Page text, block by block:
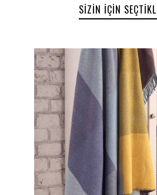
Düşük ısıda ütüleme yapılabilir.
Kuru temizleme yapılmaz.
Pamuklu Scotch Battaniye
,
sağlayan zarif tasarımı ve
evinizin vazgeçilmezi olmaya
sepetinize ekleyin ve bu eşsiz
SIZIN İÇIN